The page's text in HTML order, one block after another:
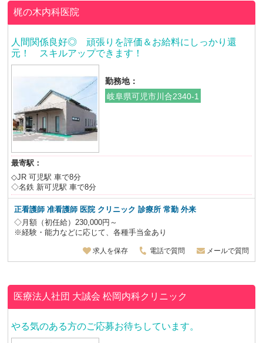
梶の木内科医院
人間関係良好◎ 頑張りを評価＆お給料にしっかり還
元！ スキルアップできます！
勤務地：
岐阜県可児市川合2340-1
最寄駅：
◇JR 可児駅 車で8分
◇名鉄 新可児駅 車で8分
正看護師 准看護師 医院 クリニック 診療所 常勤 外来
◇月額（初任給）230,000円～
※経験・能力などに応じて、各種手当金あり
求人を保存 電話で質問 メールで質問
医療法人社団 大誠会松岡内科クリニック
やる気のある方のご応募お待ちしています。